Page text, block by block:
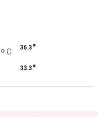
° C 36.3 °
33.3 °